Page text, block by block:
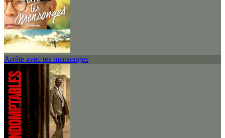
Arrête avec tes mensonges